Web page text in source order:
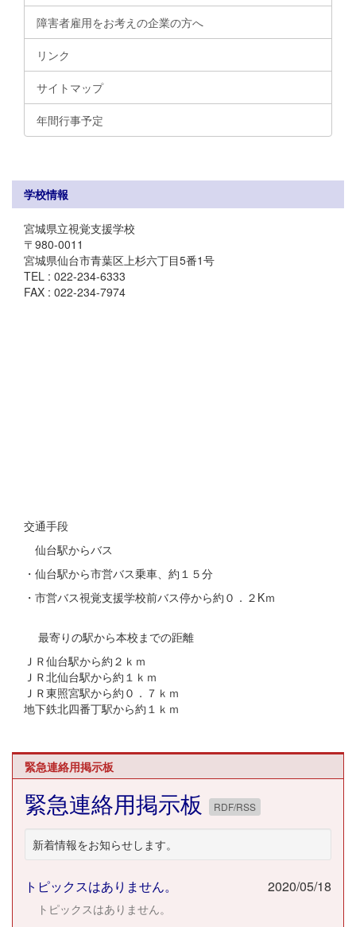
障害者雇用をお考えの企業の方へ
リンク
サイトマップ
年間行事予定
学校情報
宮城県立視覚支援学校
〒980-0011
宮城県仙台市青葉区上杉六丁目5番1号
TEL : 022-234-6333
FAX : 022-234-7974
交通手段
仙台駅からバス
・仙台駅から市営バス乗車、約１５分
・市営バス視覚支援学校前バス停から約０．２Kｍ
最寄りの駅から本校までの距離
ＪＲ仙台駅から約２ｋｍ
ＪＲ北仙台駅から約１ｋｍ
ＪＲ東照宮駅から約０．７ｋｍ
地下鉄北四番丁駅から約１ｋｍ
緊急連絡用掲示板
緊急連絡用掲示板 RDF/RSS
新着情報をお知らせします。
トピックスはありません。 2020/05/18
トピックスはありません。